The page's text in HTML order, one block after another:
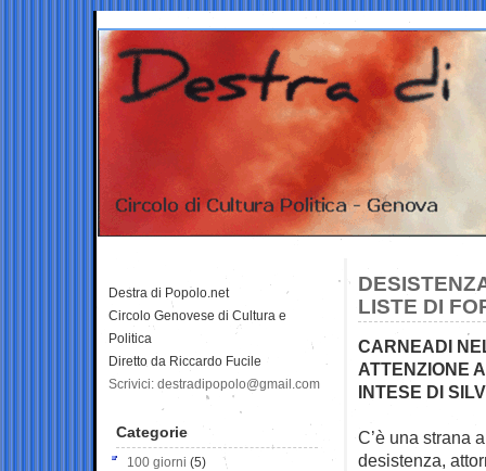
LISTE DI
CARNEADI
ATTENZIONE
INTESE DI
C’è una strana
desistenza,
Destra di Popolo.net
Circolo Genovese di Cultura e
Politica
Diretto da Riccardo Fucile
Scrivici: destradipopolo@gmail.com
Categorie
100 giorni (5)